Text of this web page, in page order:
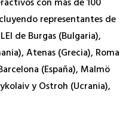
representantes de
de Burgas (Bulgaria),
Atenas (Grecia), Roma
(España), Malmö
y Ostroh (Ucrania),